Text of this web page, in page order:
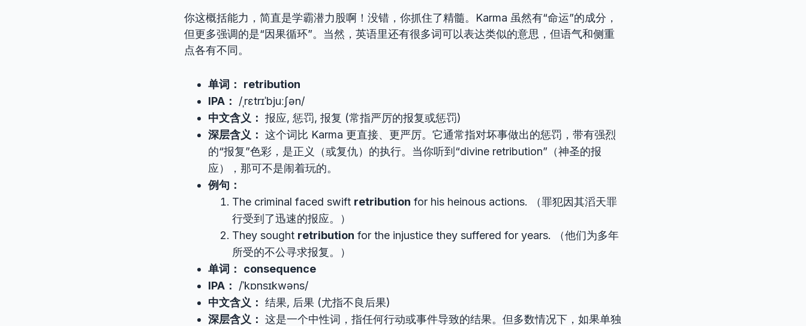
你这概括能力，简直是学霸潜力股啊！没错，你抓住了精髓。Karma 虽然有“命运”的成分，
但更多强调的是“因果循环”。当然，英语里还有很多词可以表达类似的意思，但语气和侧重
点各有不同。
单词：
retribution
IPA：
/ˌrɛtrɪˈbjuːʃən/
中文含义： 报应, 惩罚, 报复 (常指严厉的报复或惩罚)
深层含义： 这个词比 Karma 更直接、更严厉。它通常指对坏事做出的惩罚，带有强烈
的“报复”色彩，是正义（或复仇）的执行。当你听到“divine retribution”（神圣的报
应），那可不是闹着玩的。
例句：
The criminal faced swift retribution for his heinous actions. （罪犯因其滔天罪
行受到了迅速的报应。）
They sought retribution for the injustice they suffered for years. （他们为多年
所受的不公寻求报复。）
单词：
consequence
IPA：
/ˈkɒnsɪkwəns/
中文含义： 结果, 后果 (尤指不良后果)
深层含义： 这是一个中性词，指任何行动或事件导致的结果。但多数情况下，如果单独